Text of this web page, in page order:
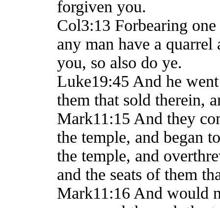
forgiven you.
Col3:13 Forbearing
any man have a
you, so also do ye.
Luke19:45 And he
them that sold therein,
Mark11:15 And they
the temple, and began
the temple, and
and the seats of them
Mark11:16 And would